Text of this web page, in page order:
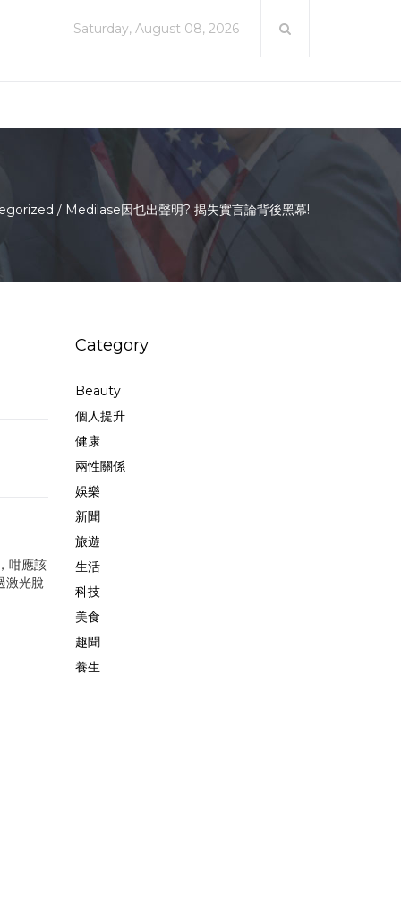
Saturday, August 08, 2026
/ Medilase因乜出聲明? 揭失實言論背後黑幕!
Category
Beauty
個人提升
健康
兩性關係
娛樂
新聞
旅遊
生活
科技
美食
趣聞
養生
咁應該
激光脫